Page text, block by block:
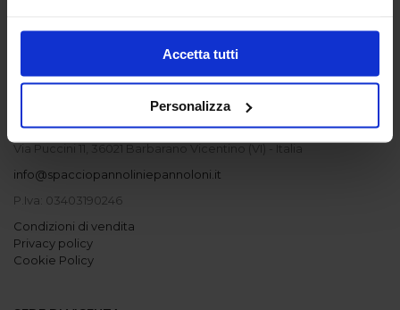
Accetta tutti
Personalizza
Spacciopannoliniepannoloni
è un marchio registrato Cristian Ferro I.B.A. SNC
Via Puccini 11, 36021 Barbarano Vicentino (VI) - Italia
info@spacciopannoliniepannoloni.it
P.Iva: 03403190246
Condizioni di vendita
Privacy policy
Cookie Policy